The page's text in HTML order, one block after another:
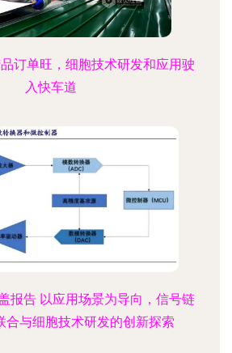
订单旺，细胞技术研发和应用驶
入快车道
报告 以应用场景为导向，信号链
合与细胞技术研发的创新探索